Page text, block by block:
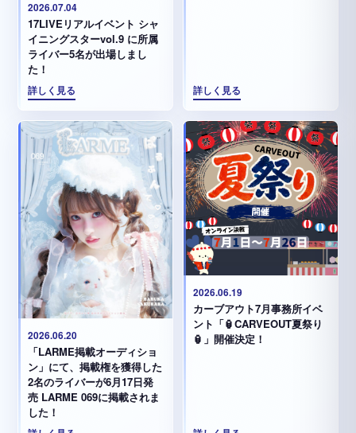
2026.07.04
17LIVEリアルイベント シャ
イニングスターvol.9 に所属
ライバー5名が出場しまし
た！
詳しく見る 詳しく見る
2026.06.20
「LARME掲載オーディショ
ン」にて、掲載権を獲得した
2名のライバーが6月17日発
売 LARME 069に掲載されま
した！
2026.06.19
カーブアウト7月事務所イベ
ント「🏮CARVEOUT夏祭り
🏮」開催決定！